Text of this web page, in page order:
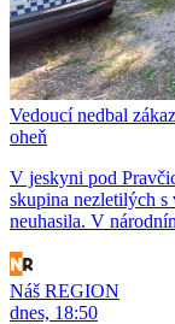
Vedoucí nedbal
oheň
V jeskyni pod
skupina nezletilých s
neuhasila. V
Náš REGION
dnes, 18:50